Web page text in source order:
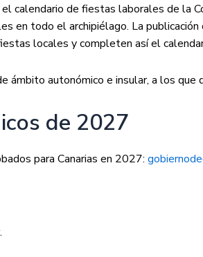
el calendario de fiestas laborales de
en todo el archipiélago. La
locales y completen así el
autonómico e insular, a los
de 2027
para Canarias en 2027: